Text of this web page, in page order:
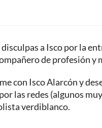
a Isco por la
de profesión y
con Isco Alarcón y
las redes (algunos
verdiblanco.